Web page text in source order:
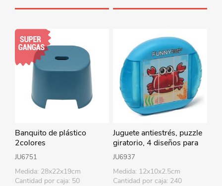
Banquito de plástico
2colores
JU6751
Medida: 28x22x19cm
Cantidad por caja: 50
Juguete antiestrés, puzzle
giratorio, 4 diseños para
armar, en blister
JU6937
Medida: 12x10x2.5cm
Cantidad por caja: 240